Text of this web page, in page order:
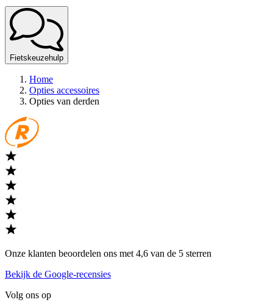
Fietskeuzehulp
Home
Opties accessoires
Opties van derden
Onze klanten beoordelen ons met 4,6 van de 5 sterren
Bekijk de Google-recensies
Volg ons op